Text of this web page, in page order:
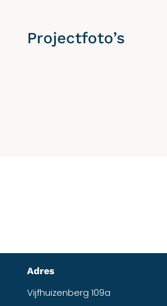
Projectfoto’s
Adres
Vijfhuizenberg 109a